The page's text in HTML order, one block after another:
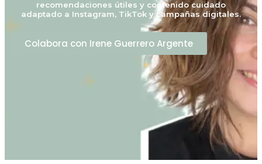
recomendaciones útiles y contenido cuidado
adaptado a Instagram, TikTok y campañas digitales.
Colabora con Irene Guerrero Argente